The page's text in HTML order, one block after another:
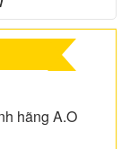
hãng A.O